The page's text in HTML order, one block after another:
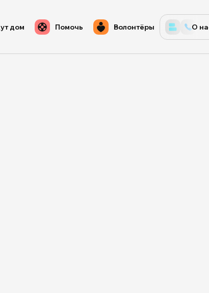
дом Помочь Волонтёры О